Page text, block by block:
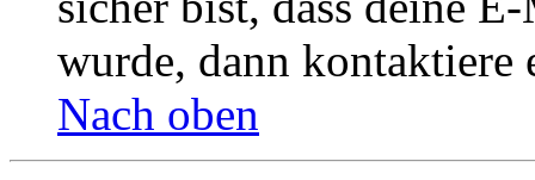
wurde, dann kontaktiere
Nach oben